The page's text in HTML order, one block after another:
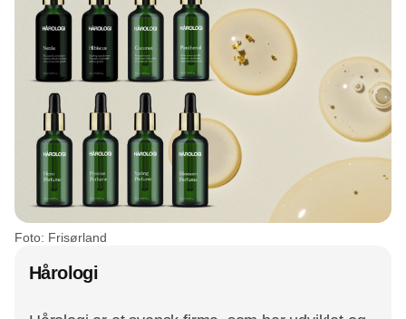
Foto: Frisørland
Hårologi